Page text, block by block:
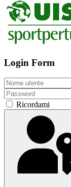
Login Form
Ricordami